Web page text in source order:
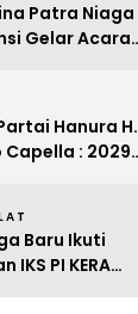
Patra Niaga
Gelar Acara
Hanura H.
Capella : 2029
Baru Ikuti
IKS PI KERA